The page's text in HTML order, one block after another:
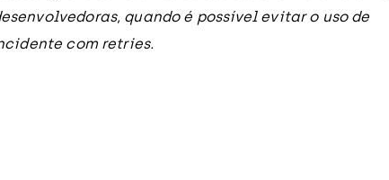
quando é possível evitar o uso de
com retries.